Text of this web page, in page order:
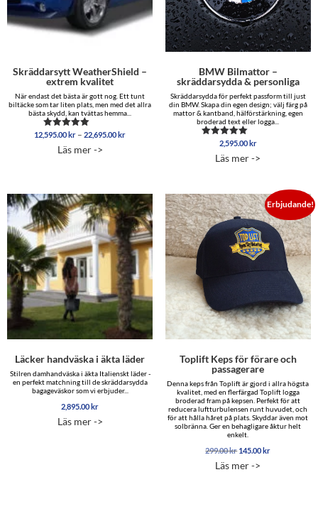
Skräddarsytt WeatherShield –
extrem kvalitet
När endast det bästa är gott nog. Ett tunt
biltäcke som tar liten plats, men med det allra
bästa skydd, kan tvättas hemma...
Betygsatt
av 5
12,595.00kr – 22,695.00krPrisintervall:
Läs mer ->
BMW Bilmattor –
skräddarsydda & personliga
Skräddarsydda för perfekt passform till just
din BMW. Skapa din egen design; välj färg på
mattor & kantband, hälförstärkning, egen
broderad text eller logga...
Betygsatt
av 5
2,595.00kr
Läs mer ->
Läcker handväska i äkta läder
Stilren damhandväska i äkta Italienskt läder -
en perfekt matchning till de skräddarsydda
bagageväskor som vi erbjuder...
2,895.00kr
Läs mer ->
Erbjudande!
Toplift Keps för förare och
passagerare
Denna keps från Toplift är gjord i allra högsta
kvalitet, med en flerfärgad Toplift logga
broderad fram på kepsen. Perfekt för att
reducera luftturbulensen runt huvudet, och
för att hålla håret på plats. Skyddar även mot
solbränna. Ger en behagligare åktur helt
enkelt.
299.00kr Det
priset
145.00krDet
Läs mer ->